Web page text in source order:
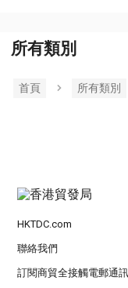
所有類別
首頁 所有類別
HKTDC.com
聯絡我們
訂閱商貿全接觸電郵通訊